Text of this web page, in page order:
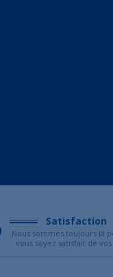
Satisfaction
Nous sommes toujours là
vous soyez satisfait de